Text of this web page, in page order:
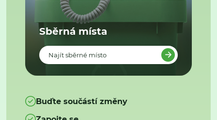
Sběrná místa
Najít sběrné místo
Buďte součástí změny